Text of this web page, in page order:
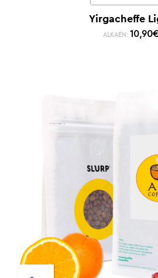
Yirgacheffe
ALKAEN: 10,90